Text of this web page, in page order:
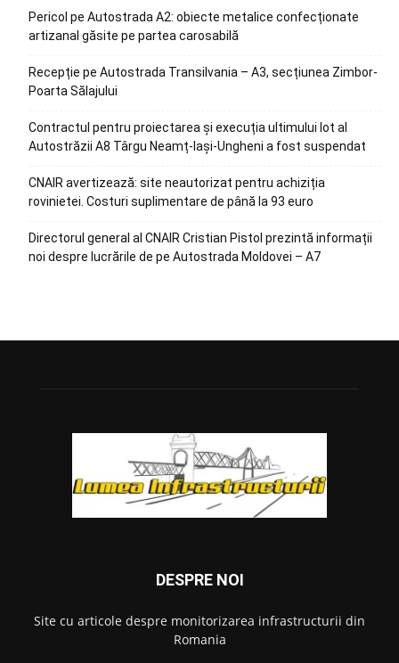
Pericol pe Autostrada A2: obiecte metalice confecționate
artizanal găsite pe partea carosabilă
Recepție pe Autostrada Transilvania – A3, secțiunea Zimbor-
Poarta Sălajului
Contractul pentru proiectarea și execuția ultimului lot al
Autostrăzii A8 Târgu Neamț-Iași-Ungheni a fost suspendat
CNAIR avertizează: site neautorizat pentru achiziția
rovinietei. Costuri suplimentare de până la 93 euro
Directorul general al CNAIR Cristian Pistol prezintă informații
noi despre lucrările de pe Autostrada Moldovei – A7
DESPRE NOI
Site cu articole despre monitorizarea infrastructurii din
Romania